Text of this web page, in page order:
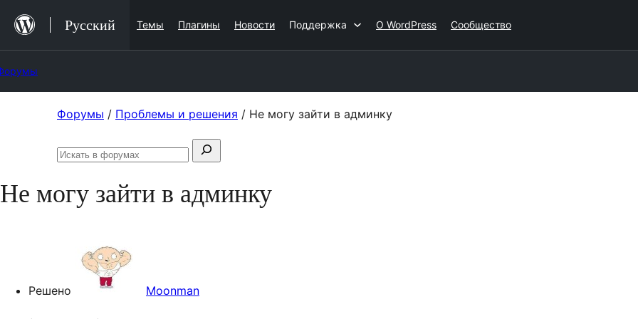
содержимому
Русский Темы Плагины Новости Поддержка О WordPress Сообщество
содержимому
Форумы / Проблемы и решения / Не могу зайти в админку
Поиск:
Искать
Не могу зайти в админку
Решено Moonman